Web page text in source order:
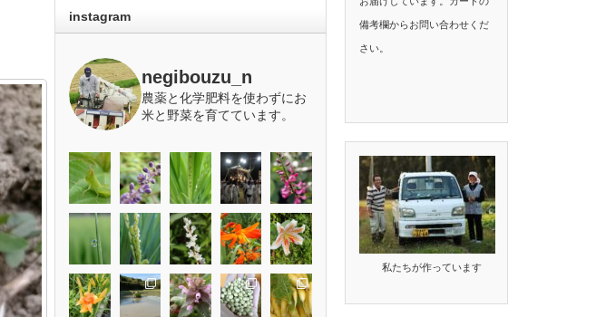
instagram
negibouzu_n
農薬と化学肥料を使わずにお
米と野菜を育てています。
備考欄からお問い合わせくだ
さい。
私たちが作っています